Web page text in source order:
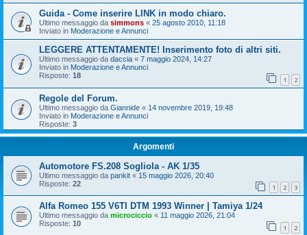
Guida - Come inserire LINK in modo chiaro.
Ultimo messaggio da simmons « 25 agosto 2010, 11:18
Inviato in Moderazione e Annunci
LEGGERE ATTENTAMENTE! Inserimento foto di altri siti.
Ultimo messaggio da daccia « 7 maggio 2024, 14:27
Inviato in Moderazione e Annunci
Risposte: 18 1 2
Regole del Forum.
Ultimo messaggio da Giannide « 14 novembre 2019, 19:48
Inviato in Moderazione e Annunci
Risposte: 3
Argomenti
Automotore FS.208 Sogliola - AK 1/35
Ultimo messaggio da pankit « 15 maggio 2026, 20:40
Risposte: 22 1 2 3
Alfa Romeo 155 V6TI DTM 1993 Winner | Tamiya 1/24
Ultimo messaggio da microciccio « 11 maggio 2026, 21:04
Risposte: 10 1 2